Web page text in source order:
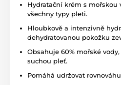
Hydratační krém s mořskou
všechny typy pleti.
Hloubkově a intenzivně
dehydratovanou pokožku
Obsahuje 60% mořské
suchou pleť.
Pomáhá udržovat